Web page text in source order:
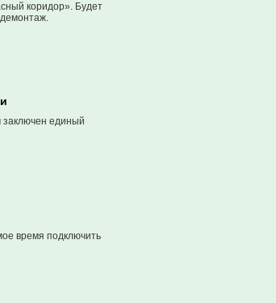
коридор». Будет
заключен единый
время подключить